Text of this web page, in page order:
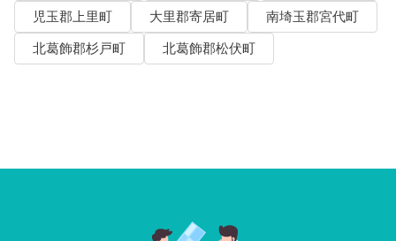
児玉郡上里町
大里郡寄居町
南埼玉郡宮代町
北葛飾郡杉戸町
北葛飾郡松伏町